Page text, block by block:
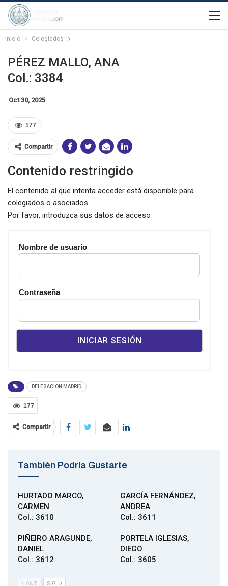
Inicio Colegiados
PÉREZ MALLO, ANA
Col.: 3384
Oct 30, 2025
177
Compartir
Contenido restringido
El contenido al que intenta acceder está disponible para
colegiados o asociados.
Por favor, introduzca sus datos de acceso
Nombre de usuario
Contraseña
DELEGACION MADRID
177
Compartir
También Podría Gustarte
HURTADO MARCO,
CARMEN
Col.: 3610
GARCÍA FERNÁNDEZ,
ANDREA
Col.: 3611
PIÑEIRO ARAGUNDE,
DANIEL
Col.: 3612
PORTELA IGLESIAS,
DIEGO
Col.: 3605
ANT. SIG.